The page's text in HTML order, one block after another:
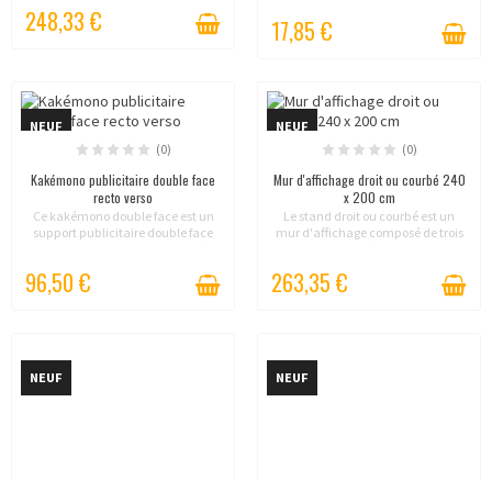
transport, il constitue une...
248,33 €
interchangeable, il convient
parfaitement aux salons,...
17,85 €
NEUF
(0)
Kakémono publicitaire double face
recto verso
Ce kakémono double face est un
support publicitaire double face
intérieurs. Sa structure en
96,50 €
NEUF
(0)
Mur d'affichage droit ou courbé 240
x 200 cm
Le stand droit ou courbé est un
mur d'affichage composé de trois
Léger, rapide à monter et livré avec
263,35 €
NEUF NEUF